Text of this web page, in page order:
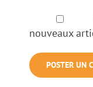
nouveaux